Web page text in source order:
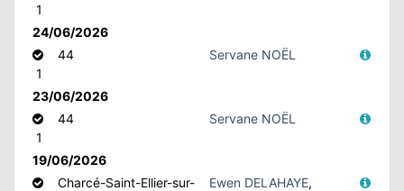
1
24/06/2026
1
44 Servane NOËL
23/06/2026
1
44 Servane NOËL
19/06/2026
Charcé-Saint-Ellier-sur-
Ewen DELAHAYE,